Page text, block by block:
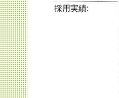
採用実績: